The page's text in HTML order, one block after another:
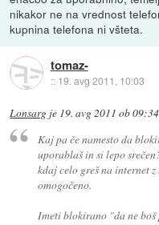
nikakor ne na vrednost
kupnina telefona ni všteta.
tomaz-
:: 19. avg 2011, 10:03
Lonsarg je 19. avg 2011 ob 09:34
Kaj pa če namesto da
uporablaš in si lepo
kdaj celo greš na internet
omogočeno.
Imeti blokirano "da ne boš